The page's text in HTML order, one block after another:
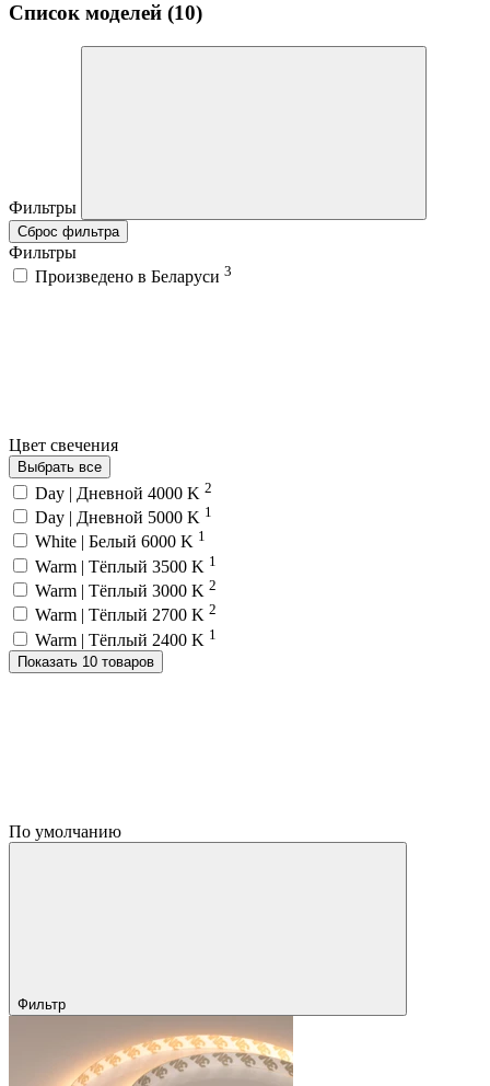
Список моделей (10)
Фильтры
Сброс фильтра
Фильтры
Произведено в Беларуси 3
Цвет свечения
Выбрать все
Day | Дневной 4000 K 2
Day | Дневной 5000 K 1
White | Белый 6000 K 1
Warm | Тёплый 3500 K 1
Warm | Тёплый 3000 K 2
Warm | Тёплый 2700 K 2
Warm | Тёплый 2400 K 1
Показать 10 товаров
По умолчанию
Фильтр